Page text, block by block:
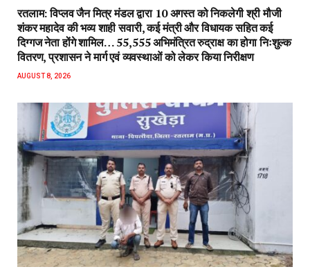
रतलाम: विप्लव जैन मित्र मंडल द्वारा 10 अगस्त को निकलेगी श्री मौजी
शंकर महादेव की भव्य शाही सवारी, कई मंत्री और विधायक सहित कई
दिग्गज नेता होंगे शामिल… 55,555 अभिमंत्रित रुद्राक्ष का होगा निःशुल्क
वितरण, प्रशासन ने मार्ग एवं व्यवस्थाओं को लेकर किया निरीक्षण
AUGUST 8, 2026